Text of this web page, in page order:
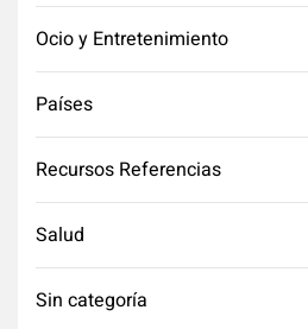
Ocio y Entretenimiento
Países
Recursos Referencias
Salud
Sin categoría